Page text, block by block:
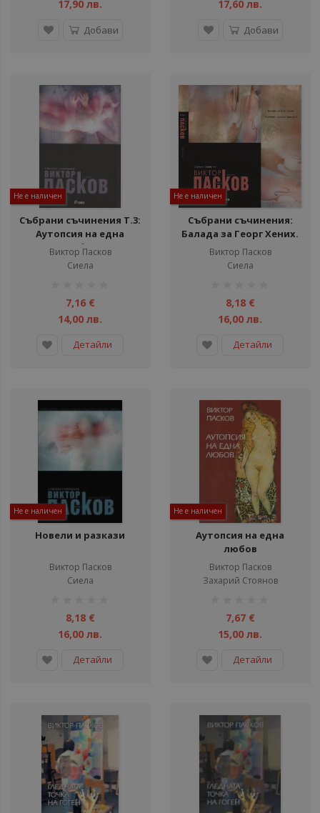
17,90 лв.
Добави
17,60 лв.
Добави
Не е наличен
Събрани съчинения Т.3:
Аутопсия на една
любов
Виктор Пасков
Сиела
7,16 €
14,00 лв.
Детайли
Не е наличен
Събрани съчинения:
Балада за Георг Хених.
Германия, мръсна
приказка - том 2
Виктор Пасков
Сиела
8,18 €
16,00 лв.
Детайли
Не е наличен
Новели и разкази
Виктор Пасков
Сиела
8,18 €
16,00 лв.
Детайли
Не е наличен
Аутопсия на една
любов
Виктор Пасков
Захарий Стоянов
7,67 €
15,00 лв.
Детайли